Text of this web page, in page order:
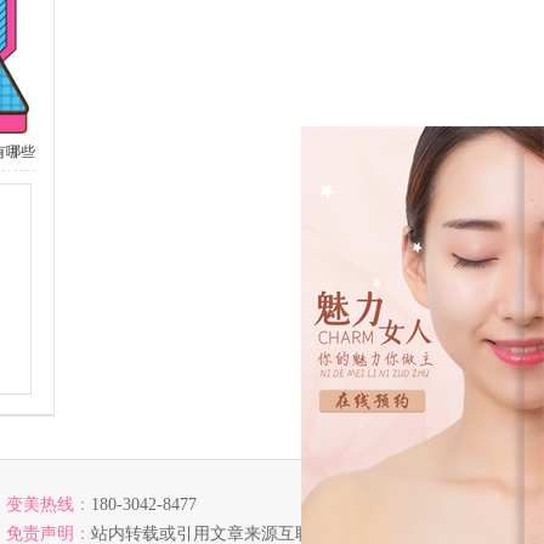
哪些
变美热线： 180-3042-8477
免责声明： 站内转载或引用文章来源互联网，若涉及版权